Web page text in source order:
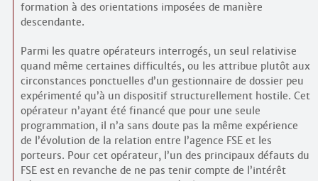
formation à des orientations imposées de manière
descendante.
Parmi les quatre opérateurs interrogés, un seul relativise
quand même certaines difficultés, ou les attribue plutôt aux
circonstances ponctuelles d’un gestionnaire de dossier peu
expérimenté qu’à un dispositif structurellement hostile. Cet
opérateur n’ayant été financé que pour une seule
programmation, il n’a sans doute pas la même expérience
de l’évolution de la relation entre l’agence FSE et les
porteurs. Pour cet opérateur, l’un des principaux défauts du
FSE est en revanche de ne pas tenir compte de l’intérêt